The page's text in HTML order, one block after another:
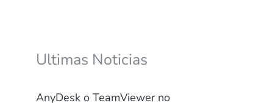
Ultimas Noticias
AnyDesk o TeamViewer no